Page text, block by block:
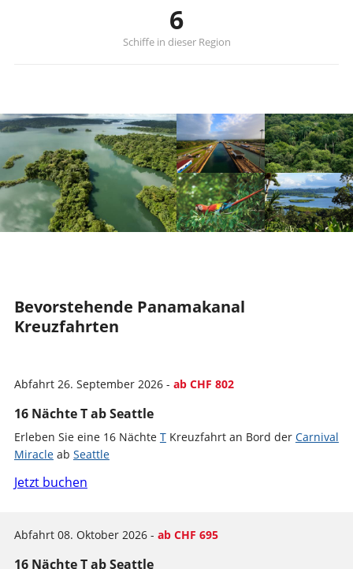
6
Schiffe in dieser Region
Bevorstehende Panamakanal
Kreuzfahrten
Abfahrt 26. September 2026 - ab CHF 802
16 Nächte T ab Seattle
Erleben Sie eine 16 Nächte TKreuzfahrt an Bord der Carnival
Miracleab Seattle
Jetzt buchen
Abfahrt 08. Oktober 2026 - ab CHF 695
16 Nächte T ab Seattle